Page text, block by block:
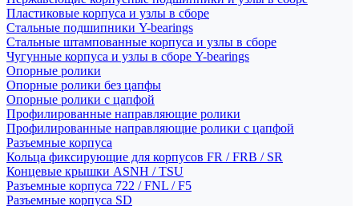
Пластиковые корпуса и узлы в сборе
Стальные подшипники Y-bearings
Стальные штампованные корпуса и узлы в сборе
Чугунные корпуса и узлы в сборе Y-bearings
Опорные ролики
Опорные ролики без цапфы
Опорные ролики с цапфой
Профилированные направляющие ролики
Профилированные направляющие ролики с цапфой
Разъемные корпуса
Кольца фиксирующие для корпусов FR / FRB / SR
Концевые крышки ASNH / TSU
Разъемные корпуса 722 / FNL / F5
Разъемные корпуса SD